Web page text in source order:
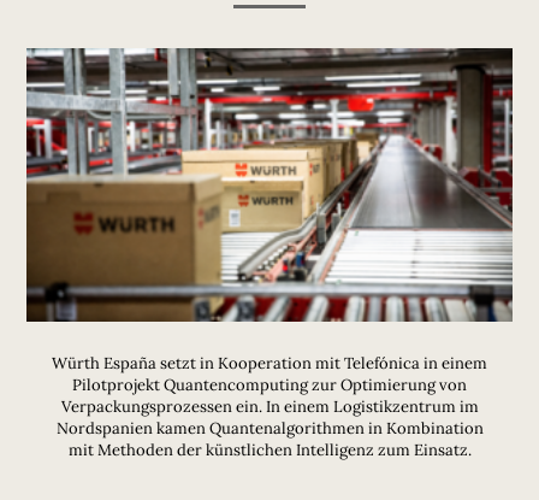
Würth España setzt in Kooperation mit Telefónica in einem
Pilotprojekt Quantencomputing zur Optimierung von
Verpackungsprozessen ein. In einem Logistikzentrum im
Nordspanien kamen Quantenalgorithmen in Kombination
mit Methoden der künstlichen Intelligenz zum Einsatz.